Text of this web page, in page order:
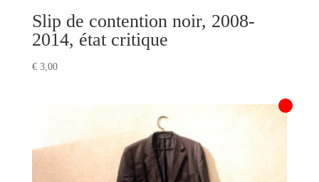
Slip de contention noir, 2008-
2014, état critique
€3,00